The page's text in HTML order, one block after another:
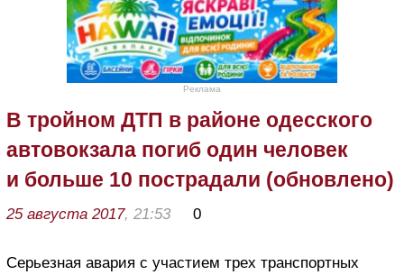
Реклама
В тройном ДТП в районе одесского
автовокзала погиб один человек
и больше 10 пострадали (обновлено)
25 августа 2017, 21:53 0
Серьезная авария с участием трех транспортных